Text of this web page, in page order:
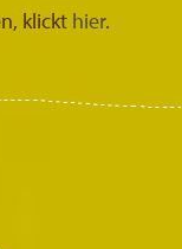
klickt hier.